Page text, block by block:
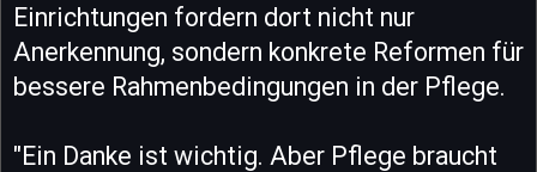
Einrichtungen fordern dort nicht nur
Anerkennung, sondern konkrete Reformen für
bessere Rahmenbedingungen in der Pflege.
"Ein Danke ist wichtig. Aber Pflege braucht